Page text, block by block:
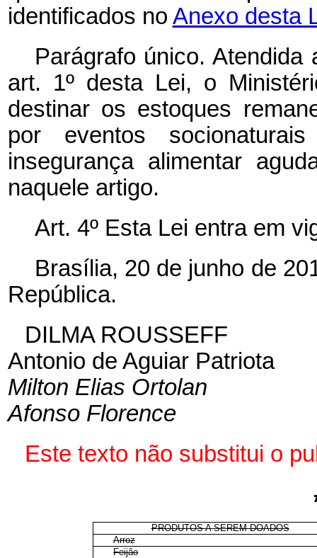
identificados no Anexo desta
Parágrafo único.
art. 1º desta Lei, o
destinar os estoques
por eventos
insegurança alimentar
naquele artigo.
Art. 4º Esta Lei entra em
Brasília, 20 de junho de
República.
DILMA ROUSSEFF
Antonio de Aguiar Patriota
Milton Elias Ortolan
Afonso Florence
Este texto não substitui o
PRODUTOS A SEREM DOADOS
Arroz
Feijão